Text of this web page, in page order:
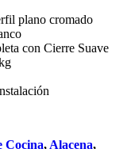
plano cromado
con Cierre Suave
Cocina, Alacena,